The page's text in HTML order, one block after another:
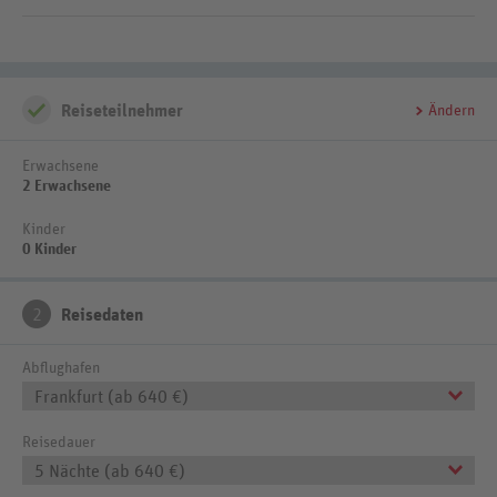
Reiseteilnehmer Ändern
Erwachsene
2 Erwachsene
Kinder
0 Kinder
2 Reisedaten
Abflughafen
Frankfurt (ab 640 €)
Reisedauer
5 Nächte (ab 640 €)